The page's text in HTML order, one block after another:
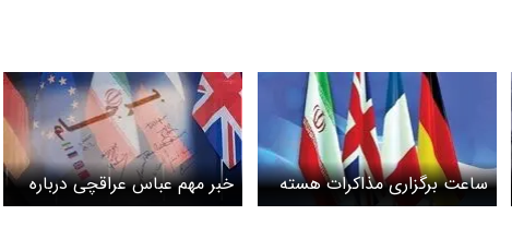
ساعت برگزاری مذاکرات هسته
ای ایران و اروپا چه زمانی
خبر مهم عباس عراقچی درباره
مذاکرات فردا